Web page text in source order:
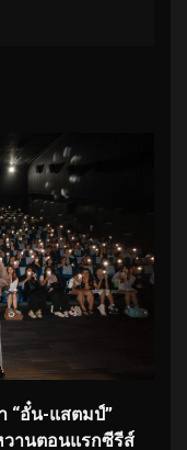
“อั๋น-แสตมป์”
วานตอนแรกซีรีส์